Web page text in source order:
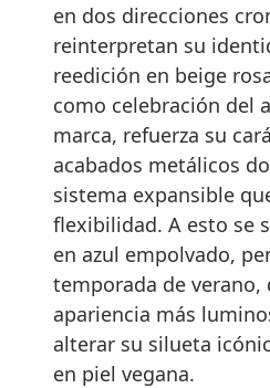
en dos direcciones
reinterpretan su
reedición en beige
como celebración del
marca, refuerza su
acabados metálicos
sistema expansible
flexibilidad. A esto se
en azul empolvado,
temporada de
apariencia más
alterar su silueta
en piel vegana.